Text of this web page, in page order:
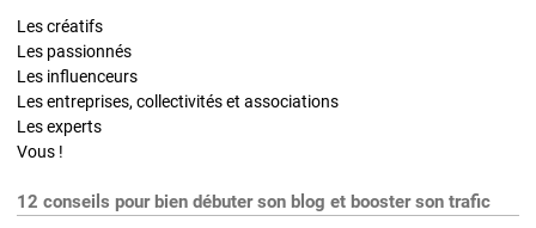
Les créatifs
Les passionnés
Les influenceurs
Les entreprises, collectivités et associations
Les experts
Vous !
12 conseils pour bien débuter son blog et booster son trafic